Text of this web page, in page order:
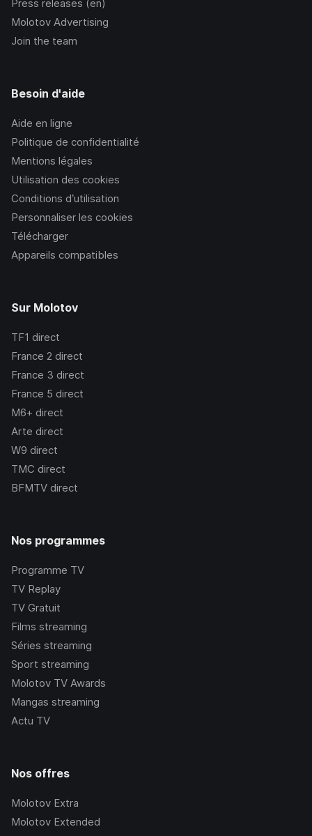
Press releases (en)
Molotov Advertising
Join the team
Besoin d'aide
Aide en ligne
Politique de confidentialité
Mentions légales
Utilisation des cookies
Conditions d’utilisation
Personnaliser les cookies
Télécharger
Appareils compatibles
Sur Molotov
TF1 direct
France 2 direct
France 3 direct
France 5 direct
M6+ direct
Arte direct
W9 direct
TMC direct
BFMTV direct
Nos programmes
Programme TV
TV Replay
TV Gratuit
Films streaming
Séries streaming
Sport streaming
Molotov TV Awards
Mangas streaming
Actu TV
Nos offres
Molotov Extra
Molotov Extended